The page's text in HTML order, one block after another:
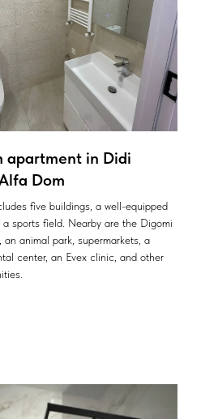
apartment in Didi
Dom
five buildings, a well-equipped
a sports field. Nearby are the Digomi
an animal park, supermarkets, a
center, an Evex clinic, and other